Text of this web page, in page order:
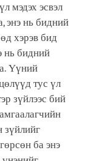
мэдэх эсвэл
энэ нь бидний
хэрэв бид
нь бидний
Үүний
тус үл
зүйлээс бий
зүйлийг
ба энэ